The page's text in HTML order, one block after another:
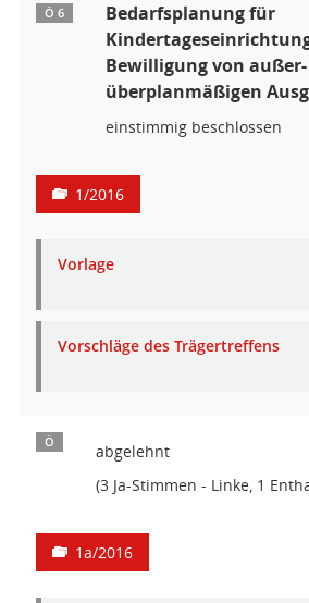
Ö 6
Bedarfsplanung für
Bewilligung von
überplanmäßigen
einstimmig beschlossen
1/2016
Vorlage
Vorschläge des Trägertreffens
Ö
abgelehnt
(3 Ja-Stimmen - Linke, 1
1a/2016